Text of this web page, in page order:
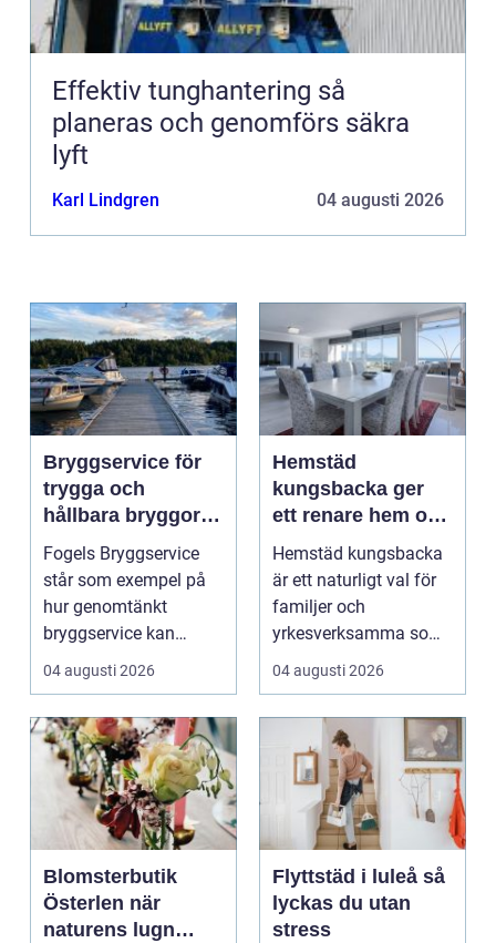
Effektiv tunghantering så
planeras och genomförs säkra
lyft
Karl Lindgren 04 augusti 2026
Bryggservice för
trygga och
hållbara bryggor
året runt
Fogels Bryggservice
står som exempel på
hur genomtänkt
bryggservice kan
förvan...
04 augusti 2026
Hemstäd
kungsbacka ger
ett renare hem och
en lugnare vardag
Hemstäd kungsbacka
är ett naturligt val för
familjer och
yrkesverksamma som
vill ha ett rent hem
04 augusti 2026
Blomsterbutik
Österlen när
naturens lugn
Flyttstäd i luleå så
lyckas du utan
stress